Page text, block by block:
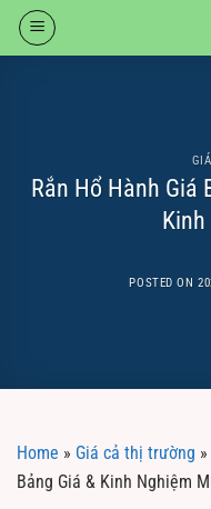
Skip
Rắn Hổ Hành Giá
POSTED ON
Home » Giá cả thị trường »
Bảng Giá & Kinh Nghiệm